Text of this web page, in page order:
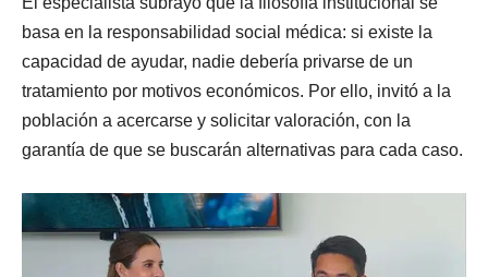
basa en la responsabilidad social médica: si existe la
capacidad de ayudar, nadie debería privarse de un
tratamiento por motivos económicos. Por ello, invitó a la
población a acercarse y solicitar valoración, con la
garantía de que se buscarán alternativas para cada caso.